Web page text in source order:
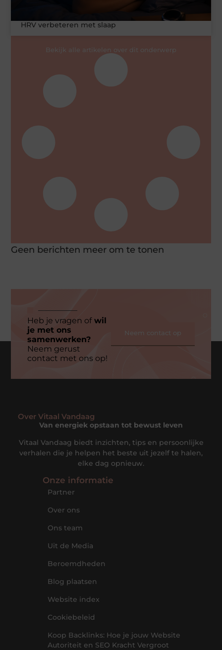
HRV verbeteren met slaap
Bekijk alle artikelen over dit onderwerp
Geen berichten meer om te tonen
Heb je vragen ofwil
je met ons
samenwerken?
Neem gerust
contact met ons op!
Neem contact op
Over Vitaal Vandaag
Van energiek opstaan tot bewust leven
Vitaal Vandaag biedt inzichten, tips en persoonlijke
verhalen die je helpen het beste uit jezelf te halen,
elke dag opnieuw.
Onze informatie
Partner
Over ons
Ons team
Uit de Media
Beroemdheden
Blog plaatsen
Website index
Cookiebeleid
Koop Backlinks: Hoe je jouw Website
Autoriteit en SEO Kracht Vergroot